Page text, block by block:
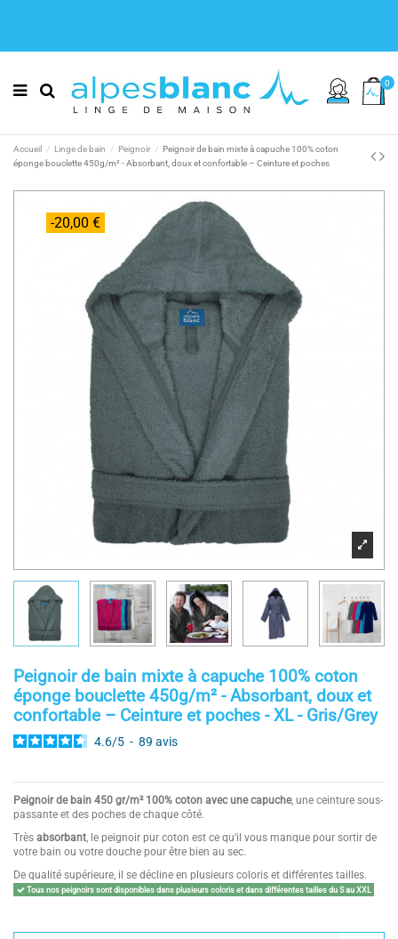
0
Accueil Linge de bain Peignoir
Peignoir de bain mixte à capuche 100% coton
éponge bouclette 450g/m² - Absorbant, doux et confortable – Ceinture et poches
-20,00 €
Peignoir de bain mixte à capuche 100% coton
éponge bouclette 450g/m² - Absorbant, doux et
confortable – Ceinture et poches - XL - Gris/Grey
4.6/5 - 89 avis
Peignoir de bain 450 gr/m² 100% coton avec une capuche, une ceinture sous-
passante et des poches de chaque côté.
Très absorbant, le peignoir pur coton est ce qu'il vous manque pour sortir de
votre bain ou votre douche pour être bien au sec.
De qualité supérieure, il se décline en plusieurs coloris et différentes tailles.
Tous nos peignoirs sont disponibles dans plusieurs coloris et dans différentes tailles du S au XXL